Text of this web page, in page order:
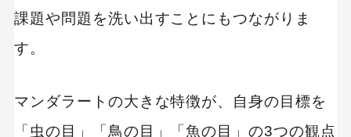
課題や問題を洗い出すことにもつながりま
す。
マンダラートの大きな特徴が、自身の目標を
「虫の目」「鳥の目」「魚の目」の3つの観点